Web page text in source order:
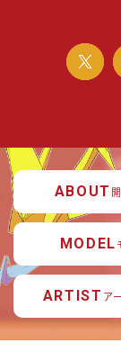
ABOUT
MODEL
ARTIST ア